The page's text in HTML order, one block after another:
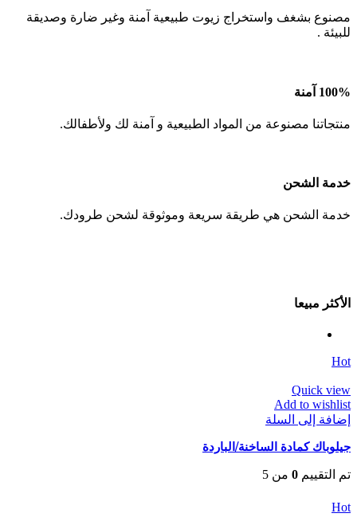
مصنوع بشغف واستخراج زيوت طبيعية آمنة وغير ضارة وصديقة
للبيئة .
100% آمنة
منتجاتنا مصنوعة من المواد الطبيعية و آمنة لك ولأطفالك.
خدمة الشحن
خدمة الشحن هي طريقة سريعة وموثوقة لشحن طرودك.
الأكثر مبيعا
Hot
Quick view
Add to wishlist
إضافة إلى السلة
جيلوباك كمادة الساخنة/الباردة
تم التقييم 0 من 5
Hot